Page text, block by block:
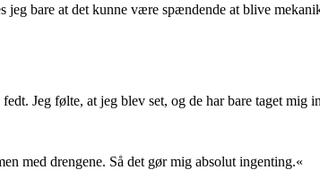
jeg bare at det kunne være spændende at blive
Jeg følte, at jeg blev set, og de har bare taget mig
med drengene. Så det gør mig absolut ingenting.«